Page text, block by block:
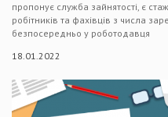
пропонує служба зайнятості, є
робітників та фахівців з числа
безпосередньо у роботодавця
18.01.2022